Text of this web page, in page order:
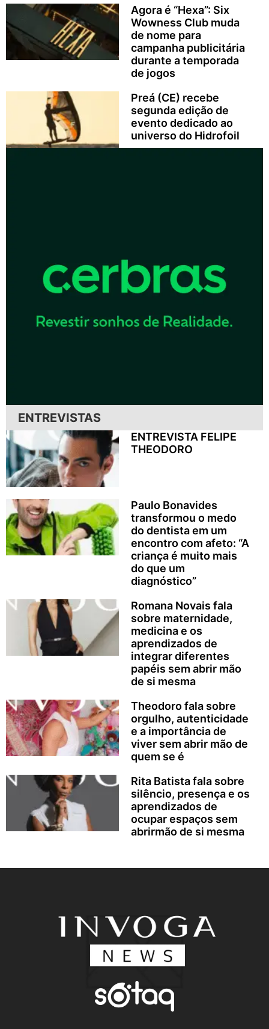
Agora é “Hexa”: Six
Wowness Club muda
de nome para
campanha publicitária
durante a temporada
de jogos
Preá (CE) recebe
segunda edição de
evento dedicado ao
universo do Hidrofoil
ENTREVISTAS
ENTREVISTA FELIPE
THEODORO
Paulo Bonavides
transformou o medo
do dentista em um
encontro com afeto: “A
criança é muito mais
do que um
diagnóstico”
Romana Novais fala
sobre maternidade,
medicina e os
aprendizados de
integrar diferentes
papéis sem abrir mão
de si mesma
Theodoro fala sobre
orgulho, autenticidade
e a importância de
viver sem abrir mão de
quem se é
Rita Batista fala sobre
silêncio, presença e os
aprendizados de
ocupar espaços sem
abrirmão de si mesma